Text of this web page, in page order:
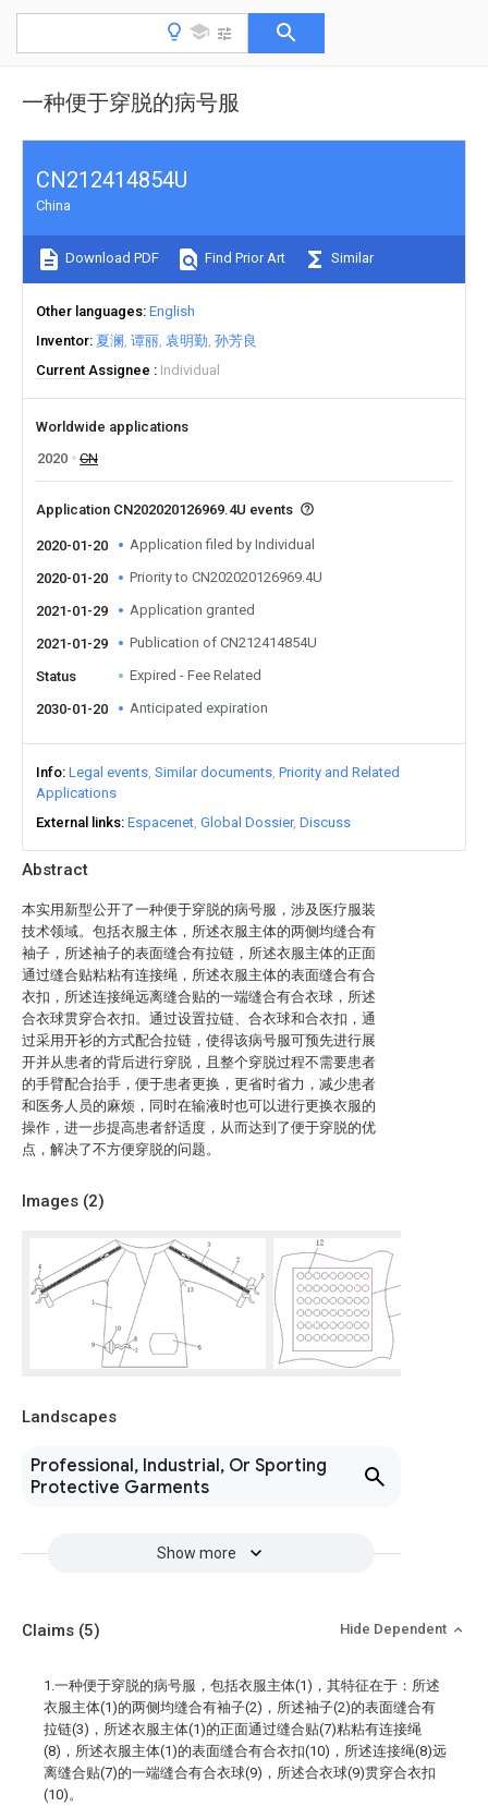
一种便于穿脱的病号服
Abstract
本实用新型公开了一种便于穿脱的病号服，涉及医疗服装
技术领域。包括衣服主体，所述衣服主体的两侧均缝合有
袖子，所述袖子的表面缝合有拉链，所述衣服主体的正面
通过缝合贴粘粘有连接绳，所述衣服主体的表面缝合有合
衣扣，所述连接绳远离缝合贴的一端缝合有合衣球，所述
合衣球贯穿合衣扣。通过设置拉链、合衣球和合衣扣，通
过采用开衫的方式配合拉链，使得该病号服可预先进行展
开并从患者的背后进行穿脱，且整个穿脱过程不需要患者
的手臂配合抬手，便于患者更换，更省时省力，减少患者
和医务人员的麻烦，同时在输液时也可以进行更换衣服的
操作，进一步提高患者舒适度，从而达到了便于穿脱的优
点，解决了不方便穿脱的问题。
Images (2)
Landscapes
Professional, Industrial, Or Sporting
Protective Garments
Show more
CN212414854U
China
Download PDF Find Prior Art Similar
Other languages English
Inventor 夏澜 谭丽 袁明勤 孙芳良
Current Assignee
Individual
Worldwide applications
2020
CN
Application CN202020126969.4U events
2020-01-20 Application filed by Individual
2020-01-20 Priority to CN202020126969.4U
2021-01-29 Application granted
2021-01-29 Publication of CN212414854U
Status Expired - Fee Related
2030-01-20 Anticipated expiration
Info Legal events Similar documents Priority and Related
Applications
External links Espacenet Global Dossier Discuss
Claims (5) Hide Dependent
1.一种便于穿脱的病号服，包括衣服主体(1)，其特征在于：所述
衣服主体(1)的两侧均缝合有袖子(2)，所述袖子(2)的表面缝合有
拉链(3)，所述衣服主体(1)的正面通过缝合贴(7)粘粘有连接绳
(8)，所述衣服主体(1)的表面缝合有合衣扣(10)，所述连接绳(8)远
离缝合贴(7)的一端缝合有合衣球(9)，所述合衣球(9)贯穿合衣扣
(10)。